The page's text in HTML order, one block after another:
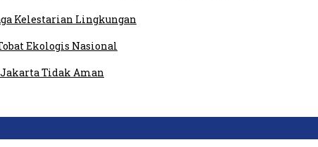
Kelestarian Lingkungan
Ekologis Nasional
Tidak Aman